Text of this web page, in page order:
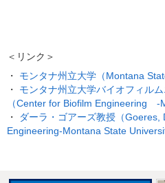
＜リンク＞
・ モンタナ州立大学（Montana
・ モンタナ州立大学バイオフィル
（Center for Biofilm Engineering -
・
ダーラ・ゴアーズ教授（
Engineering-Montana State